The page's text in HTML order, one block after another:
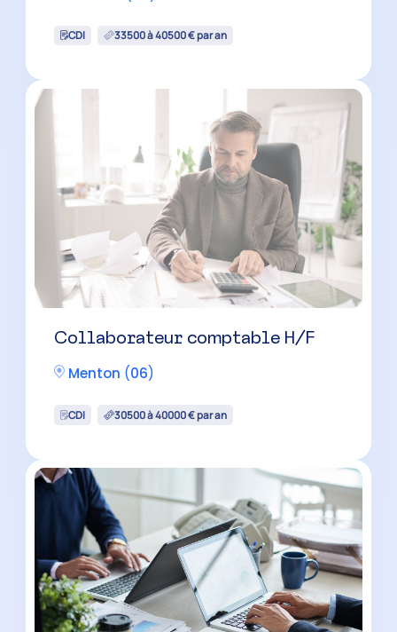
CDI 33500 à 40500 € par an
Collaborateur comptable H/F
Menton (06)
CDI 30500 à 40000 € par an